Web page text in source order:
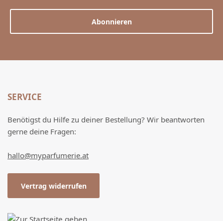
Abonnieren
SERVICE
Benötigst du Hilfe zu deiner Bestellung? Wir beantworten
gerne deine Fragen:
hallo@myparfumerie.at
Vertrag widerrufen